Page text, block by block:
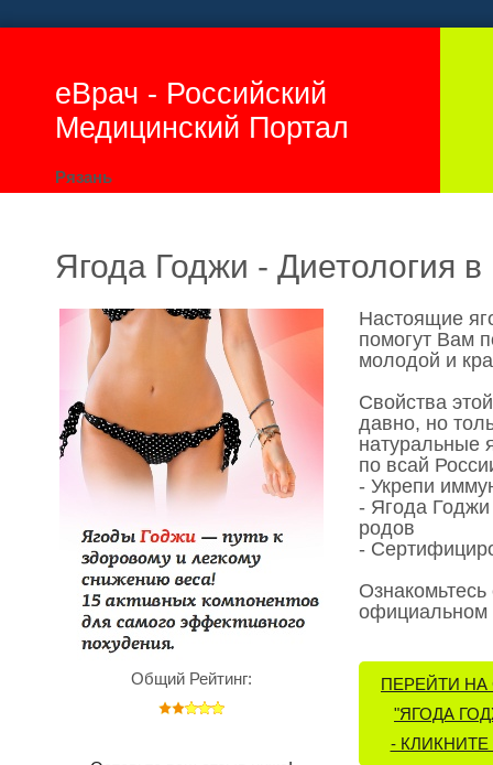
еВрач - Российский
Медицинский Портал
Рязань
Ягода Годжи - Диетология в
Общий Рейтинг:
Настоящие
помогут Вам
молодой и
Свойства
давно, но
натуральные
по всай
- Укрепи
- Ягода
родов
-
официальном
ПЕРЕЙТИ НА
"ЯГОДА
- КЛИКНИТЕ